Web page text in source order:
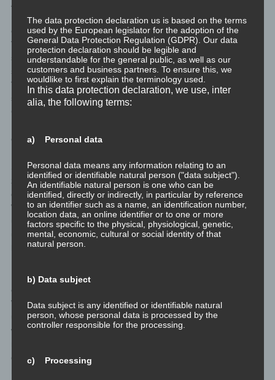
Auseinandersetzung
mit sich selbst, mit der
eigenen
Vergangenheit, mit
seinen Gefühlen, mit
seinen
Verhaltensweisen, mit
seinen
es in seiner wahren Natur möchte.
Spiritualität hat mit dem geistigen Wesen allen inneren Lebens
zu tun und wird hier im Kontext gelebter Selbstbestimmung und
genommener Eigenverantwortung gesehen. Spirituelles
Wachstum hilft uns dabei, unser Leben, unsere Lebensaufgabe,
unsere Ziele und vor allem uns selbst zu erkennen, und derart
unserem wahren Ich, unserer Mission im Leben, sozial
kompatibel zu folgen.
Damit richte ich mich an alle, die selbstbestimmt und
eigenverantwortlich ihren eigenen Weg der Entwicklung und des
Wachstums gehen wollen. Wer sich hingegen in den fixen Ideen
und Ritualen von Brauchtum und Folklore gut aufgehoben sieht,
wer die strikten Dogmen der großen Weltreligionen als
geschlossener Gruppierungen seine Heimat gefunden, der wird
The data protection declaration us is based on the terms
used by the European legislator for the adoption of the
General Data Protection Regulation (GDPR). Our data
protection declaration should be legible and
understandable for the general public, as well as our
customers and business partners. To ensure this, we
wouldlike to first explain the terminology used.
In this data protection declaration, we use, inter
alia, the following terms:
a) Personal data
Personal data means any information relating to an
identified or identifiable natural person ("data subject").
An identifiable natural person is one who can be
identified, directly or indirectly, in particular by reference
to an identifier such as a name, an identification number,
location data, an online identifier or to one or more
factors specific to the physical, physiological, genetic,
mental, economic, cultural or social identity of that
natural person.
b) Data subject
Data subject is any identified or identifiable natural
person, whose personal data is processed by the
controller responsible for the processing.
c) Processing